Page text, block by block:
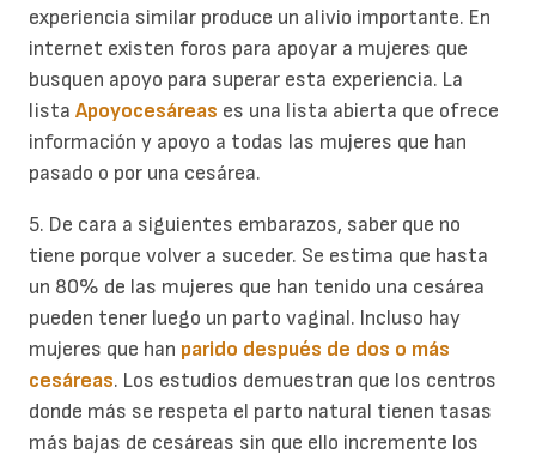
experiencia similar produce un alivio importante. En
internet existen foros para apoyar a mujeres que
busquen apoyo para superar esta experiencia. La
lista Apoyocesáreas es una lista abierta que ofrece
información y apoyo a todas las mujeres que han
pasado o por una cesárea.
5. De cara a siguientes embarazos, saber que no
tiene porque volver a suceder. Se estima que hasta
un 80% de las mujeres que han tenido una cesárea
pueden tener luego un parto vaginal. Incluso hay
mujeres que han parido después de dos o más
cesáreas. Los estudios demuestran que los centros
donde más se respeta el parto natural tienen tasas
más bajas de cesáreas sin que ello incremente los